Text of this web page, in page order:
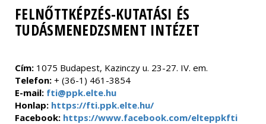
FELNŐTTKÉPZÉS-KUTATÁSI ÉS
TUDÁSMENEDZSMENT INTÉZET
Cím: 1075 Budapest, Kazinczy u. 23-27. IV. em.
Telefon: + (36-1) 461-3854
E-mail: fti@ppk.elte.hu
Honlap: https://fti.ppk.elte.hu/
Facebook: https://www.facebook.com/elteppkfti